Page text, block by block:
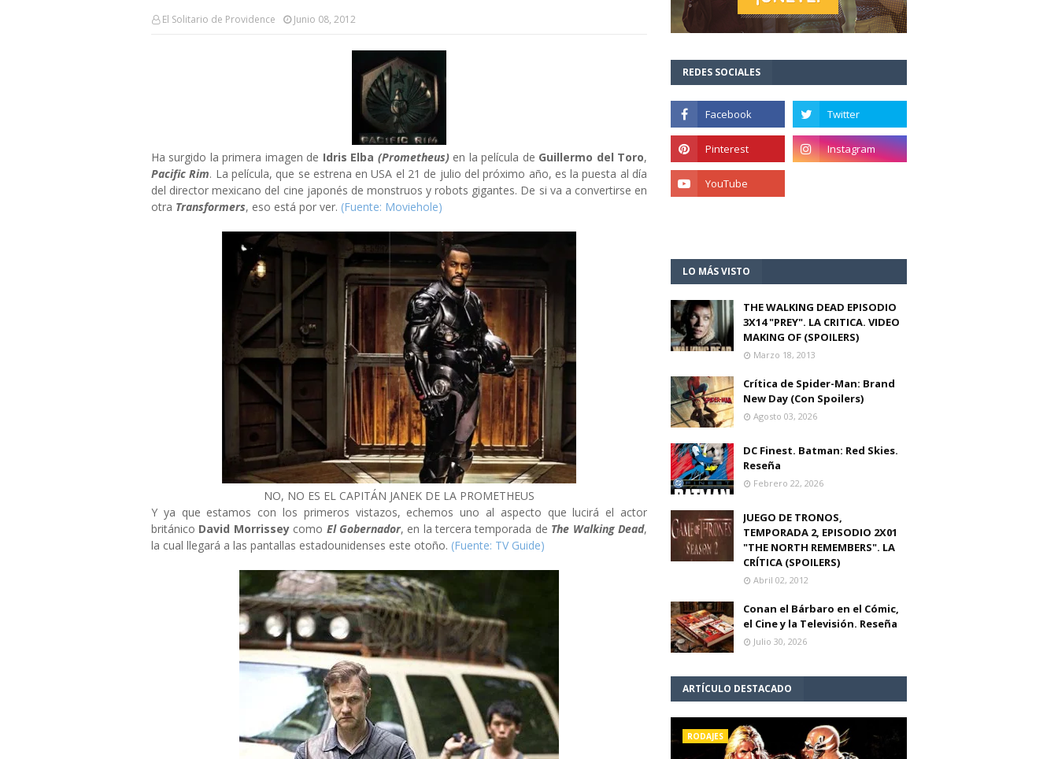
El Solitario de Providence Junio 08, 2012
Ha surgido la primera imagen de Idris Elba (Prometheus) en la película de Guillermo del Toro,
Pacific Rim. La película, que se estrena en USA el 21 de julio del próximo año, es la puesta al día
del director mexicano del cine japonés de monstruos y robots gigantes. De si va a convertirse en
otra Transformers, eso está por ver. (Fuente: Moviehole)
NO, NO ES EL CAPITÁN JANEK DE LA PROMETHEUS
Y ya que estamos con los primeros vistazos, echemos uno al aspecto que lucirá el actor
británico David Morrisseycomo El Gobernador, en la tercera temporada de The Walking Dead,
la cual llegará a las pantallas estadounidenses este otoño. (Fuente: TV Guide)
REDES SOCIALES
LO MÁS VISTO
THE WALKING DEAD EPISODIO
3X14 "PREY". LA CRITICA. VIDEO
MAKING OF (SPOILERS)
Marzo 18, 2013
Crítica de Spider-Man: Brand
New Day (Con Spoilers)
Agosto 03, 2026
DC Finest. Batman: Red Skies.
Reseña
Febrero 22, 2026
JUEGO DE TRONOS,
TEMPORADA 2, EPISODIO 2X01
"THE NORTH REMEMBERS". LA
CRÍTICA (SPOILERS)
Abril 02, 2012
Conan el Bárbaro en el Cómic,
el Cine y la Televisión. Reseña
Julio 30, 2026
ARTÍCULO DESTACADO
RODAJES